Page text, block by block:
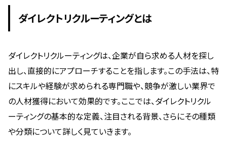
ダイレクトリクルーティングとは
ダイレクトリクルーティングは、企業が自ら求める人材を探し
出し、直接的にアプローチすることを指します。この手法は、特
にスキルや経験が求められる専門職や、競争が激しい業界で
の人材獲得において効果的です。ここでは、ダイレクトリクル
ーティングの基本的な定義、注目される背景、さらにその種類
や分類について詳しく見ていきます。